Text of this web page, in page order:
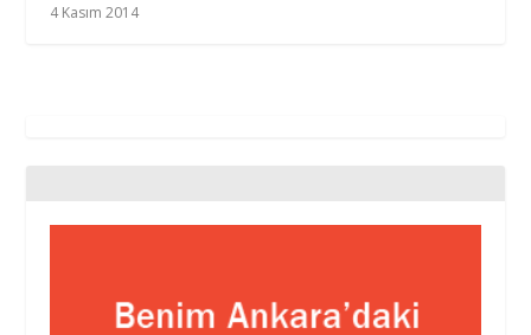
4 Kasım 2014